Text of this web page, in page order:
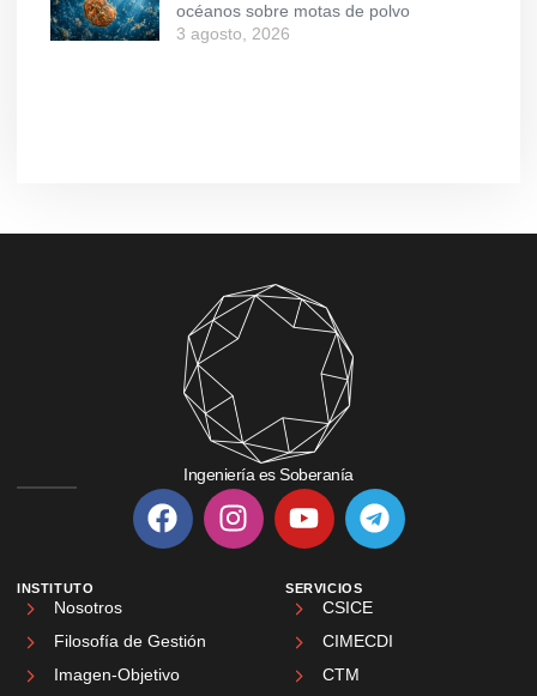
océanos sobre motas de polvo
3 agosto, 2026
Ingeniería es Soberanía
INSTITUTO
Nosotros
Filosofía de Gestión
Imagen-Objetivo
SERVICIOS
CSICE
CIMECDI
CTM